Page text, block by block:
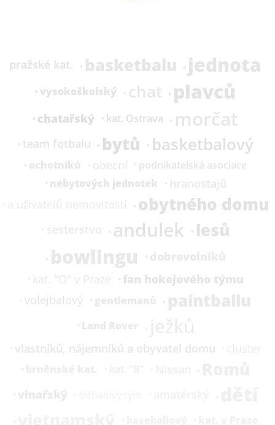
pražské kat. basketbalu jednota
vysokoškolský chat plavců
chatařský kat. Ostrava morčat
team fotbalu bytů basketbalový
obecní
podnikatelská asociace
nebytových jednotek
obytného domu
andulek lesů
bowlingu
fan hokejového týmu
volejbalový
vlastníků, nájemníků a obyvatel domu